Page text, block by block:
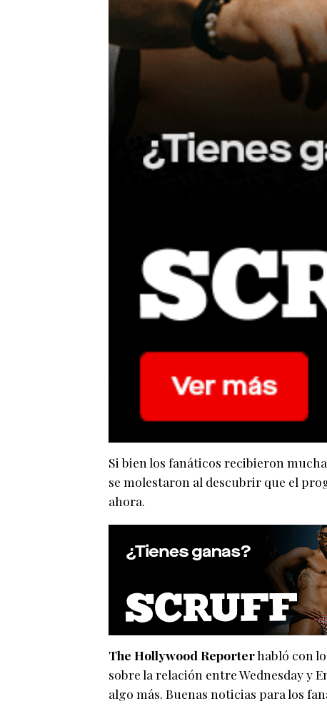
Si bien los fanáticos recibieron
se molestaron al descubrir que el
ahora.
The Hollywood Reporterhabló con
sobre la relación entre Wednesday y
algo más. Buenas noticias para los